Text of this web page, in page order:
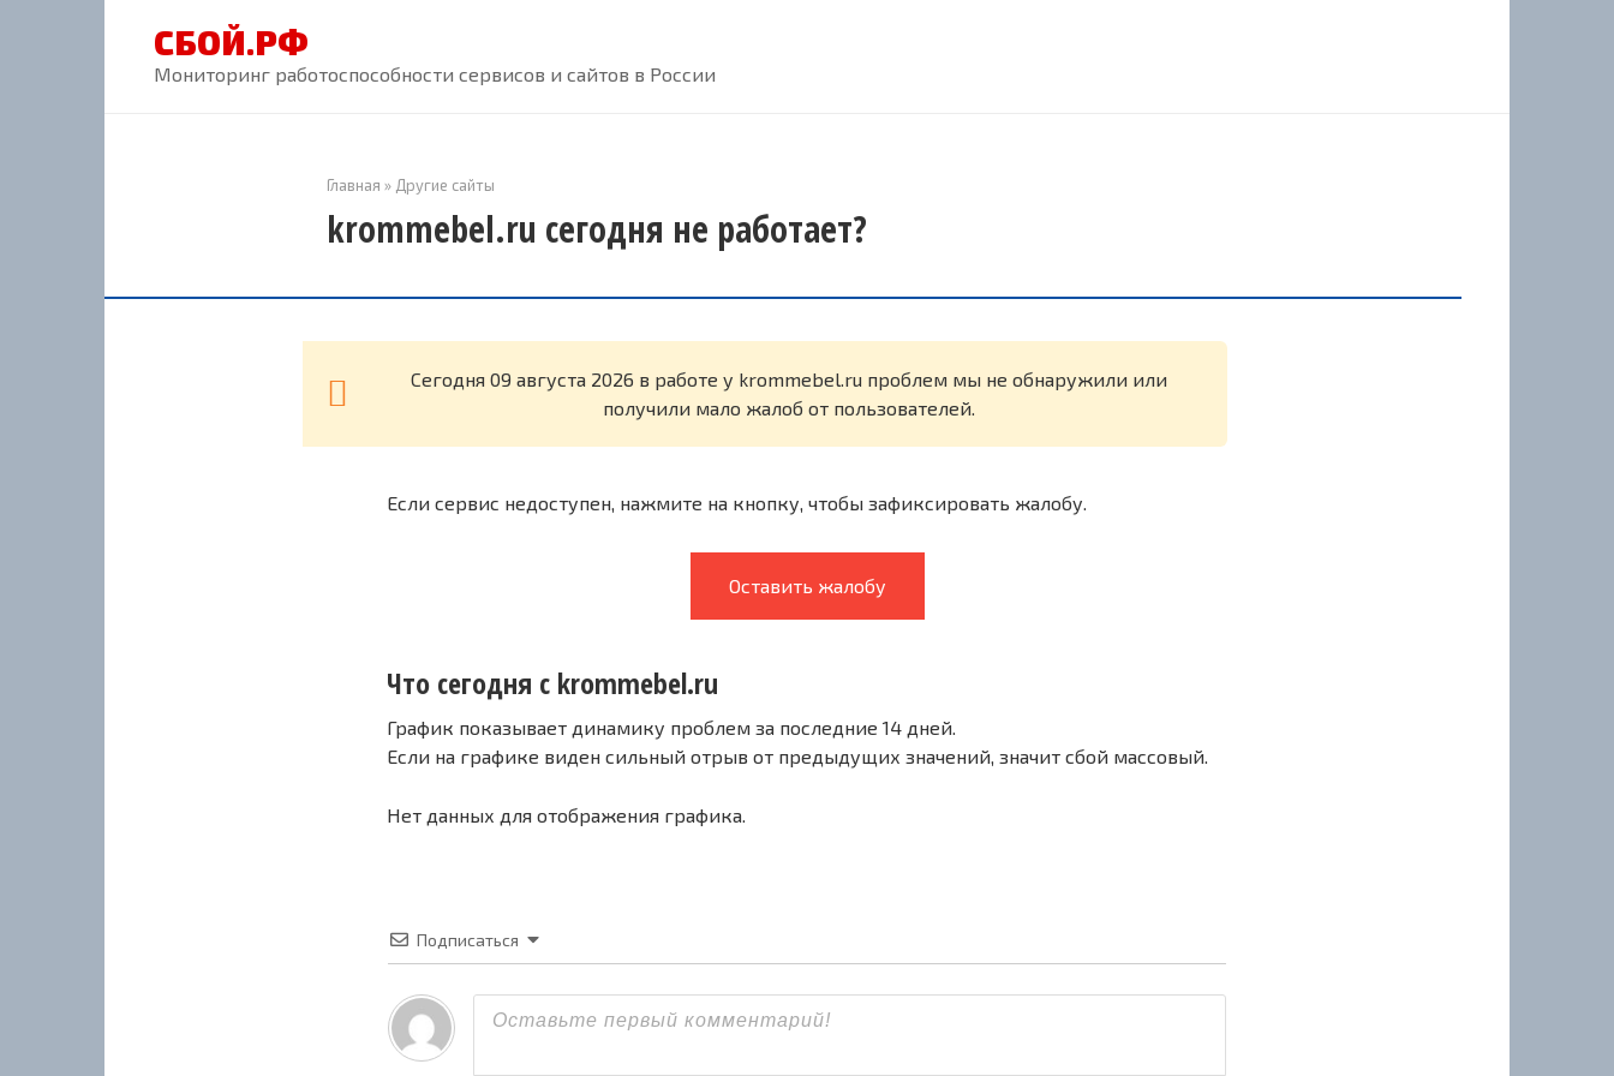
СБОЙ.РФ
Мониторинг работоспособности сервисов и сайтов в России
Главная » Другие сайты
krommebel.ru сегодня не работает?
Cегодня 09 августа 2026 в работе у krommebel.ru проблем мы не обнаружили или
получили мало жалоб от пользователей.
Если сервис недоступен, нажмите на кнопку, чтобы зафиксировать жалобу.
Оставить жалобу
Что сегодня с krommebel.ru
График показывает динамику проблем за последние 14 дней.
Если на графике виден сильный отрыв от предыдущих значений, значит сбой массовый.
Нет данных для отображения графика.
Подписаться